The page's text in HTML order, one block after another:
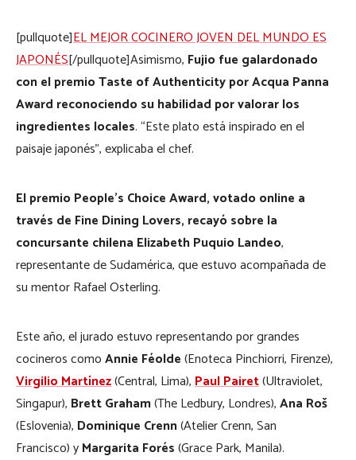
[pullquote]EL MEJOR COCINERO JOVEN DEL MUNDO ES
JAPONÉS[/pullquote]Asimismo, Fujio fue galardonado
con el premio Taste of Authenticity por Acqua Panna
Award reconociendo su habilidad por valorar los
ingredientes locales. “Este plato está inspirado en el
paisaje japonés”, explicaba el chef.
El premio People’s Choice Award, votado online a
través de Fine Dining Lovers, recayó sobre la
concursante chilena Elizabeth Puquio Landeo,
representante de Sudamérica, que estuvo acompañada de
su mentor Rafael Osterling.
Este año, el jurado estuvo representando por grandes
cocineros comoAnnie Féolde(Enoteca Pinchiorri, Firenze),
Virgilio Martínez(Central, Lima),Paul Pairet(Ultraviolet,
Singapur), Brett Graham(The Ledbury, Londres),Ana Roš
(Eslovenia), Dominique Crenn(Atelier Crenn, San
Francisco) yMargarita Forés(Grace Park, Manila).